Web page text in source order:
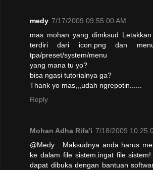
medy 7/17/2009 09:55:00 AM
mas mohan yang dimksud
terdiri dari icon.png dan
tpa/preset/system/menu
yang mana tu yo?
bisa ngasi tutorialnya ga?
Thank yo mas,,,udah ngrepotin......
Reply
Mohan Adha Rifa'i 7/18/2009
@Medy : Maksudnya anda harus
ke dalam file sistem.ingat file
dapat dibuka dengan bantuan